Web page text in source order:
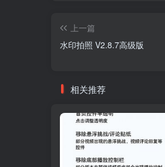
上一篇
水印拍照 V2.8.7高级版
相关推荐